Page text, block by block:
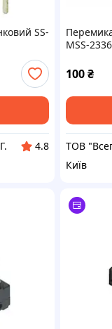
SS-
4.8
MSS-2336
100₴
ТОВ
Київ